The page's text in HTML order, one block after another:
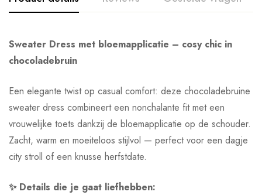
Sweater Dress met bloemapplicatie – cosy chic in
chocoladebruin
Een elegante twist op casual comfort: deze chocoladebruine
sweater dress combineert een nonchalante fit met een
vrouwelijke toets dankzij de bloemapplicatie op de schouder.
Zacht, warm en moeiteloos stijlvol — perfect voor een dagje
city stroll of een knusse herfstdate.
✨ Details die je gaat liefhebben: